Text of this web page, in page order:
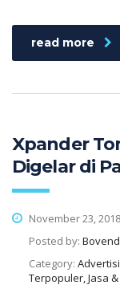
read more
Xpander
Digelar di
November 23, 2018
Posted by:
Category:
Terpopuler, Jasa